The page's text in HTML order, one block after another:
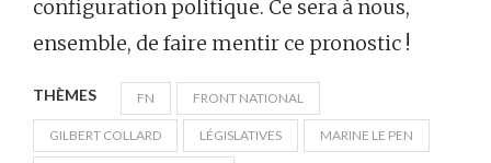
configuration politique. Ce sera à nous,
ensemble, de faire mentir ce pronostic !
THÈMES FN FRONT NATIONAL
GILBERT COLLARD LÉGISLATIVES MARINE LE PEN